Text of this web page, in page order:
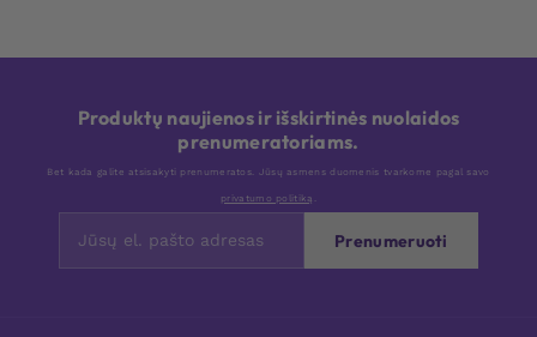
Produktų naujienos ir išskirtinės nuolaidos
prenumeratoriams.
Bet kada galite atsisakyti prenumeratos. Jūsų asmens duomenis tvarkome pagal savo
privatumo politiką .
Prenumeruoti